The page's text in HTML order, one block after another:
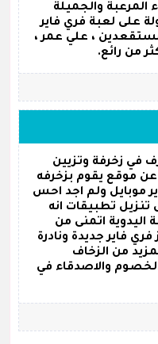
المرعبة والجميلة
على لعبة فري فاير
، علي عمر ،
من رائع.
في زخرفة وتزيين
عن موقع يقوم بزخرفه
موبايل ولم اجد احس
تنزيل تطبيقات انه
اليدوية اتمنى من
فاير جديدة ونادرة
من الزخاف
الخصوم والاصدقاء في